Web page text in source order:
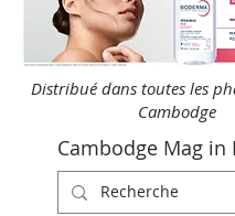
Distribué dans toutes les
Cambodge
Cambodge Mag in